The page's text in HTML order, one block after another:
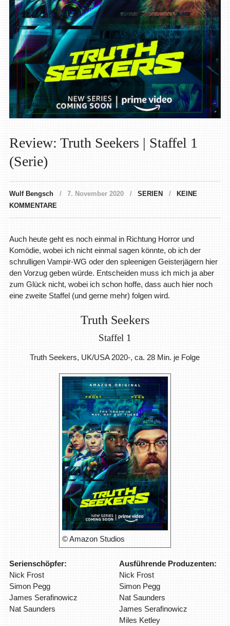
Review: Truth Seekers | Staffel 1
(Serie)
Wulf Bengsch 7. November 2020 SERIEN
KEINE
KOMMENTARE
Auch heute geht es noch einmal in Richtung Horror und
Komödie, wobei ich nicht einmal sagen könnte, ob ich der
schrulligen Vampir-WG oder den spleenigen Geisterjägern hier
den Vorzug geben würde. Entscheiden muss ich mich ja aber
zum Glück nicht, wobei ich schon hoffe, dass auch hier noch
eine zweite Staffel (und gerne mehr) folgen wird.
Truth Seekers
Staffel 1
Truth Seekers, UK/USA 2020-, ca. 28 Min. je Folge
© Amazon Studios
Serienschöpfer:
Nick Frost
Simon Pegg
James Serafinowicz
Nat Saunders
Ausführende Produzenten:
Nick Frost
Simon Pegg
Nat Saunders
James Serafinowicz
Miles Ketley